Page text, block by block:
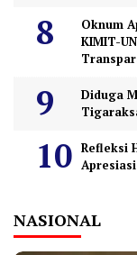
Oknum
KIMIT-
Diduga
Refleksi
NASIONAL